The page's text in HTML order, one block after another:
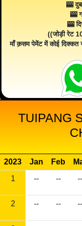
🎰
🎰
🎰
((जोड़ी रेट
माँ क़सम पेमेंट में कोई दिक्कत
TUIPANG
2023 Jan Feb
1
-- -- --
2 -- -- --